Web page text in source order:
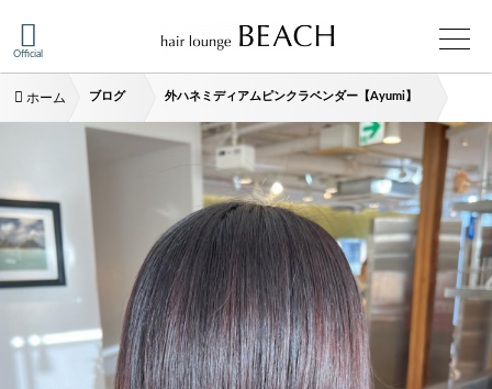
Official
ホーム ブログ 外ハネミディアムピンクラベンダー【Ayumi】